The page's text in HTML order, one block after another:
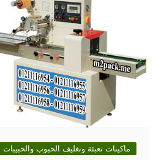
ماكينات تعبئة وتغليف الحبوب والحبيبات